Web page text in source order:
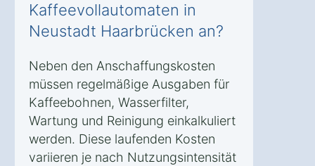
Kaffeevollautomaten in
Neustadt Haarbrücken an?
Neben den Anschaffungskosten
müssen regelmäßige Ausgaben für
Kaffeebohnen, Wasserfilter,
Wartung und Reinigung einkalkuliert
werden. Diese laufenden Kosten
variieren je nach Nutzungsintensität